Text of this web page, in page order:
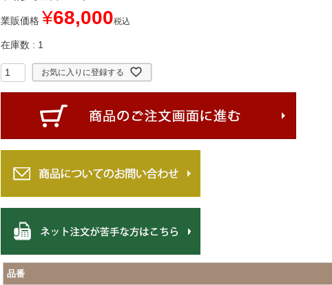
業販価格 ¥68,000税込
在庫数 1
お気に入りに登録する
品番